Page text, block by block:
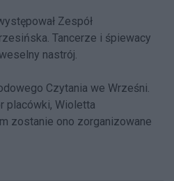
Zespół
Tancerze i śpiewacy
nastrój.
Czytania we Wrześni.
placówki, Wioletta
zostanie ono zorganizowane